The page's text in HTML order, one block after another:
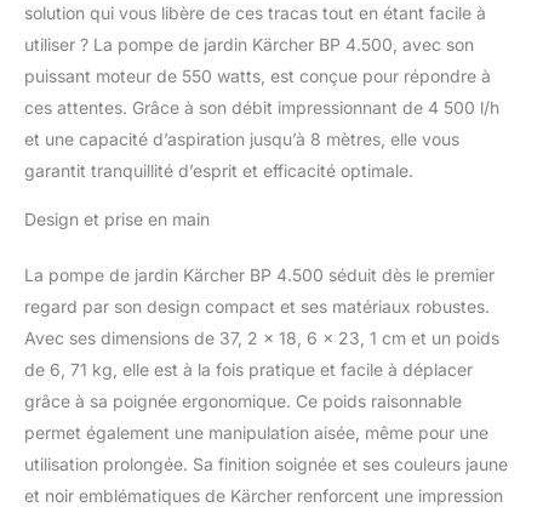
solution qui vous libère de ces tracas tout en étant facile à
utiliser ? La pompe de jardin Kärcher BP 4.500, avec son
puissant moteur de 550 watts, est conçue pour répondre à
ces attentes. Grâce à son débit impressionnant de 4 500 l/h
et une capacité d’aspiration jusqu’à 8 mètres, elle vous
garantit tranquillité d’esprit et efficacité optimale.
Design et prise en main
La pompe de jardin Kärcher BP 4.500 séduit dès le premier
regard par son design compact et ses matériaux robustes.
Avec ses dimensions de 37, 2 x 18, 6 x 23, 1 cm et un poids
de 6, 71 kg, elle est à la fois pratique et facile à déplacer
grâce à sa poignée ergonomique. Ce poids raisonnable
permet également une manipulation aisée, même pour une
utilisation prolongée. Sa finition soignée et ses couleurs jaune
et noir emblématiques de Kärcher renforcent une impression